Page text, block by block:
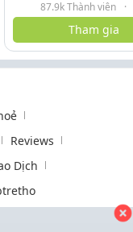
87.9k Thành viên ·
Tham gia
Reviews
Dịch